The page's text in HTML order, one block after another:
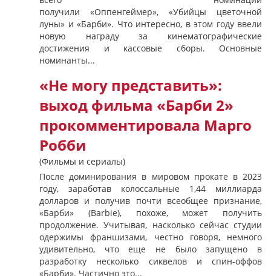
получили «Оппенгеймер», «Убийцы цветочной
луны» и «Барби». Что интересно, в этом году ввели
новую награду за кинематографические
достижения и кассовые сборы. Основные
номинанты...
«Не могу представить»:
выход фильма «Барби 2»
прокомментировала Марго
Робби
(Фильмы и сериалы)
После доминирования в мировом прокате в 2023
году, заработав колоссальные 1,44 миллиарда
долларов и получив почти всеобщее признание,
«Барби» (Barbie), похоже, может получить
продолжение. Учитывая, насколько сейчас студии
одержимы франшизами, честно говоря, немного
удивительно, что еще не было запущено в
разработку несколько сиквелов и спин-оффов
«Барби». Частично это...